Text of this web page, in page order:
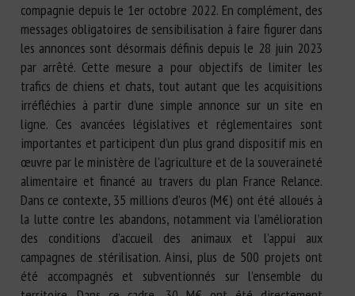
compagnie depuis le 1er octobre 2022. En complément, des
messages obligatoires de sensibilisation à faire figurer dans
les annonces sont désormais définis depuis le 28 juin 2023
par arrêté. Cette mesure a pour objectifs de limiter les
trafics de chiens et chats, tout autant que les acquisitions
irréfléchies à partir d’une simple annonce sur un site en
ligne. Ces avancées législatives et réglementaires sont
importantes et participent d’un plus grand dispositif mis en
œuvre par le ministère de l’agriculture et de la souveraineté
alimentaire et financé au travers du plan France Relance.
Dans ce contexte, 35 millions d’euros (M€) ont été alloués à
la lutte contre les abandons, notamment via l’amélioration
des conditions d’accueil des animaux et l’appui aux
campagnes de stérilisation. Ainsi, plus de 500 projets ont
été accompagnés et subventionnés sur l’ensemble du